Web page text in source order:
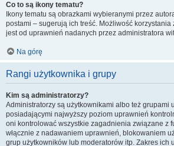
Co to są ikony tematu?
Ikony tematu są obrazkami wybieranymi przez
postami – sugerują ich treść. Możliwość
jest od uprawnień nadanych przez administratora
Na górę
Rangi użytkownika i grupy
Kim są administratorzy?
Administratorzy są użytkownikami albo też grupami
posiadającymi najwyższy poziom uprawnień
oni kontrolować wszystkie zagadnienia związane z
włącznie z nadawaniem uprawnień, blokowaniem
grup użytkowników lub moderatorów itp. Zakres ich